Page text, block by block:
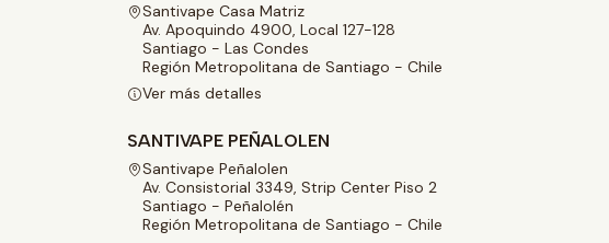
Santivape Casa Matriz
Av. Apoquindo 4900, Local 127-128
Santiago - Las Condes
Región Metropolitana de Santiago - Chile
Ver más detalles
SANTIVAPE PEÑALOLEN
Santivape Peñalolen
Av. Consistorial 3349, Strip Center Piso 2
Santiago - Peñalolén
Región Metropolitana de Santiago - Chile